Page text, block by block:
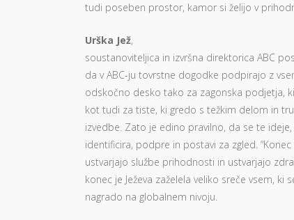
tudi poseben prostor, kamor si želijo v
Urška Jež,
soustanoviteljica in izvršna direktorica ABC
da v ABC-ju tovrstne dogodke podpirajo z
odskočno desko tako za zagonska podjetja,
kot tudi za tiste, ki gredo s težkim delom in
izvedbe. Zato je edino pravilno, da se te
identificira, podpre in postavi za zgled.
ustvarjajo službe prihodnosti in ustvarjajo
konec je Ježeva zaželela veliko sreče vsem, ki
nagrado na globalnem nivoju.